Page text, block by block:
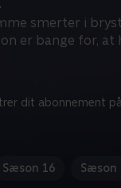
smerter i
er bange for, at
dit abonnement
Sæson 16 Sæson